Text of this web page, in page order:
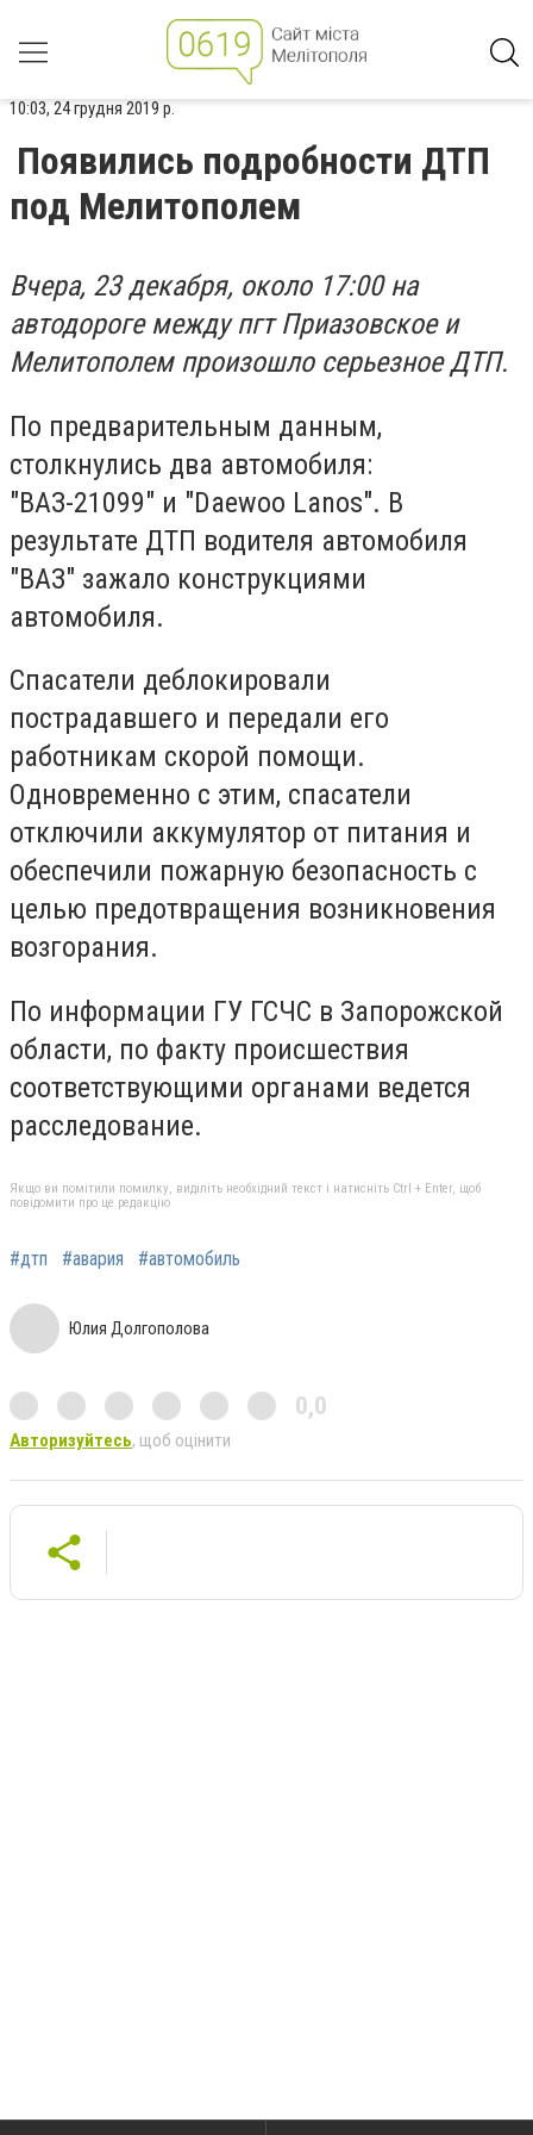
10:03, 24 грудня 2019 р.
Появились подробности ДТП
под Мелитополем
Вчера, 23 декабря, около 17:00 на
автодороге между пгт Приазовское и
Мелитополем произошло серьезное ДТП.
По предварительным данным,
столкнулись два автомобиля:
"ВАЗ-21099" и "Daewoo Lanos". В
результате ДТП водителя автомобиля
"ВАЗ" зажало конструкциями
автомобиля.
Спасатели деблокировали
пострадавшего и передали его
работникам скорой помощи.
Одновременно с этим, спасатели
отключили аккумулятор от питания и
обеспечили пожарную безопасность с
целью предотвращения возникновения
возгорания.
По информации ГУ ГСЧС в Запорожской
области, по факту происшествия
соответствующими органами ведется
расследование.
Якщо ви помітили помилку, виділіть необхідний текст і натисніть Ctrl + Enter, щоб
повідомити про це редакцію
#дтп #авария #автомобиль
Юлия Долгополова
0,0
Авторизуйтесь, щоб оцінити